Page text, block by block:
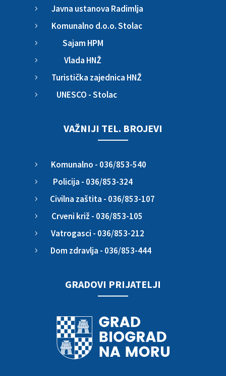
5 Javna ustanova Radimlja
5 Komunalno d.o.o. Stolac
5 Sajam HPM
5 Vlada HNŽ
5 Turistička zajednica HNŽ
5 UNESCO - Stolac
VAŽNIJI TEL. BROJEVI
5 Komunalno - 036/853-540
5 Policija - 036/853-324
5 Civilna zaštita - 036/853-107
5 Crveni križ - 036/853-105
5 Vatrogasci - 036/853-212
5 Dom zdravlja - 036/853-444
GRADOVI PRIJATELJI